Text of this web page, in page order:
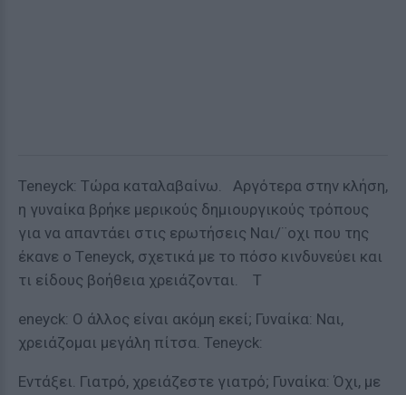
Teneyck: Τώρα καταλαβαίνω. Αργότερα στην κλήση,
η γυναίκα βρήκε μερικούς δημιουργικούς τρόπους
για να απαντάει στις ερωτήσεις Ναι/¨οχι που της
έκανε ο Τeneyck, σχετικά με το πόσο κινδυνεύει και
τι είδους βοήθεια χρειάζονται. T
eneyck: Ο άλλος είναι ακόμη εκεί; Γυναίκα: Ναι,
χρειάζομαι μεγάλη πίτσα. Teneyck:
Εντάξει. Γιατρό, χρειάζεστε γιατρό; Γυναίκα: Όχι, με